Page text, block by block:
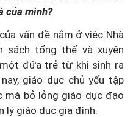
của mình?
vấn đề nằm ở việc Nhà
sách tổng thể và xuyên
đứa trẻ từ khi sinh ra
giáo dục chủ yếu tập
mà bỏ lỏng giáo dục đạo
lý giáo dục gia đình.